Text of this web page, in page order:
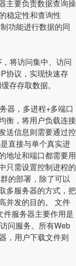
主要负责数据查询操
稳定性和查询性
功能进行数据的同
将访问集中、访问
协议，实现快速存
存存取数据。
器，多进程+多端口
衡，将用户负载连接
送信息则需要通过控
直接与单个真实进
地址和端口都需要用
只需设置控制进程的
的部署，除了可以
多服务器的方式，把
并发的目的。 文件
件服务器主要作用是
问服务。所有Web
，用户下载文件则